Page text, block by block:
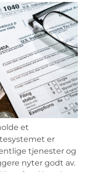
et
er
tjenester og
nyter godt av.‍